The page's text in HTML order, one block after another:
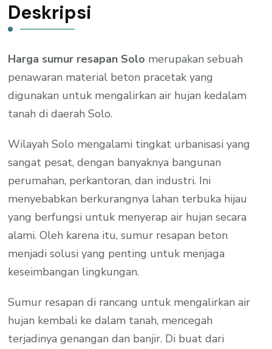
Deskripsi
Harga sumur resapan Solo merupakan sebuah
penawaran material beton pracetak yang
digunakan untuk mengalirkan air hujan kedalam
tanah di daerah Solo.
Wilayah Solo mengalami tingkat urbanisasi yang
sangat pesat, dengan banyaknya bangunan
perumahan, perkantoran, dan industri. Ini
menyebabkan berkurangnya lahan terbuka hijau
yang berfungsi untuk menyerap air hujan secara
alami. Oleh karena itu, sumur resapan beton
menjadi solusi yang penting untuk menjaga
keseimbangan lingkungan.
Sumur resapan di rancang untuk mengalirkan air
hujan kembali ke dalam tanah, mencegah
terjadinya genangan dan banjir. Di buat dari